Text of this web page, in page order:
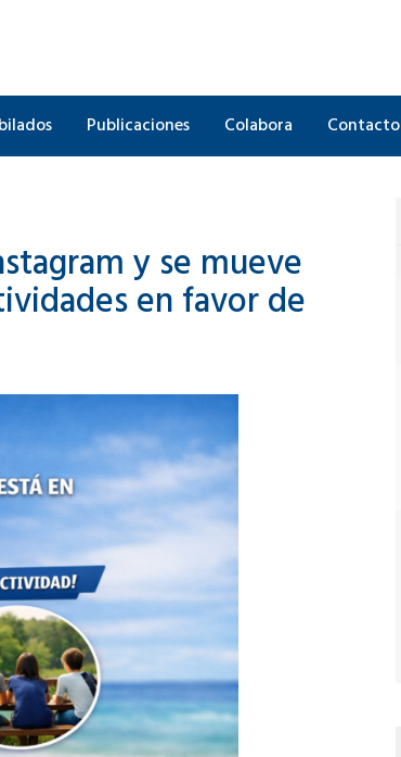
Publicaciones Colabora Contacto
y se mueve
en favor de